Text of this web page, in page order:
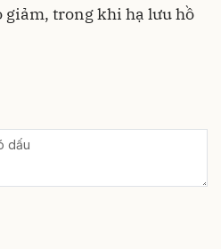
giảm, trong khi hạ lưu hồ